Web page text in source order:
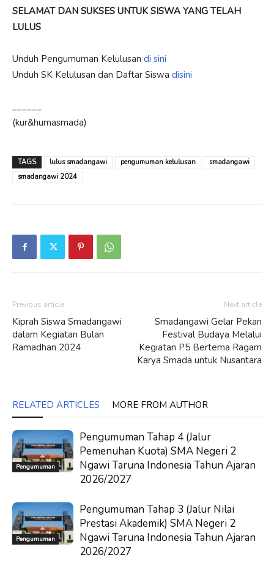
SELAMAT DAN SUKSES UNTUK SISWA YANG TELAH
LULUS
Unduh Pengumuman Kelulusan di sini
Unduh SK Kelulusan dan Daftar Siswa disini
______
(kur&humasmada)
TAGS lulus smadangawi pengumuman kelulusan
smadangawi
smadangawi 2024
Previous article
Kiprah Siswa Smadangawi
dalam Kegiatan Bulan
Ramadhan 2024
Next article
Smadangawi Gelar Pekan
Festival Budaya Melalui
Kegiatan P5 Bertema Ragam
Karya Smada untuk Nusantara
RELATED ARTICLES MORE FROM AUTHOR
Pengumuman
Pengumuman Tahap 4 (Jalur
Pemenuhan Kuota) SMA Negeri 2
Ngawi Taruna Indonesia Tahun Ajaran
2026/2027
Pengumuman
Pengumuman Tahap 3 (Jalur Nilai
Prestasi Akademik) SMA Negeri 2
Ngawi Taruna Indonesia Tahun Ajaran
2026/2027